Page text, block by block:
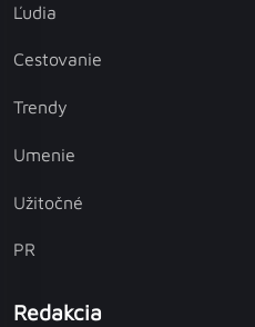
Ľudia
Cestovanie
Trendy
Umenie
Užitočné
PR
Redakcia